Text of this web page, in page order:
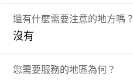
還有什麼需要注意的地方嗎？
沒有
您需要服務的地區為何？